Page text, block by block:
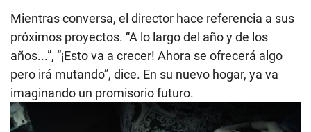
Mientras conversa, el director hace referencia a sus
próximos proyectos. “A lo largo del año y de los
años...”, “¡Esto va a crecer! Ahora se ofrecerá algo
pero irá mutando”, dice. En su nuevo hogar, ya va
imaginando un promisorio futuro.